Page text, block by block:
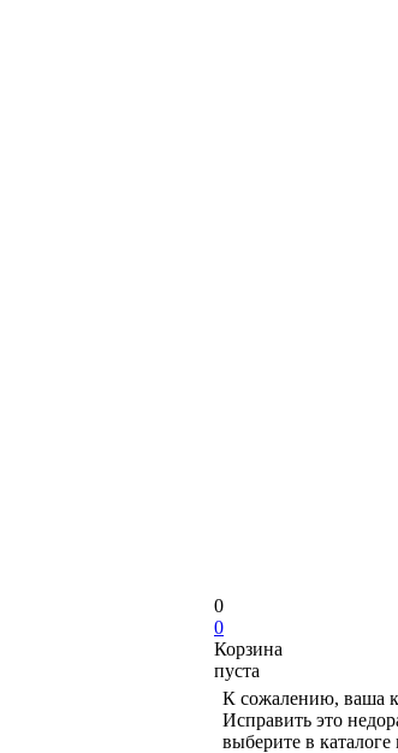
0
0
Корзина
пуста
К сожалению, ваша
Исправить это
выберите в